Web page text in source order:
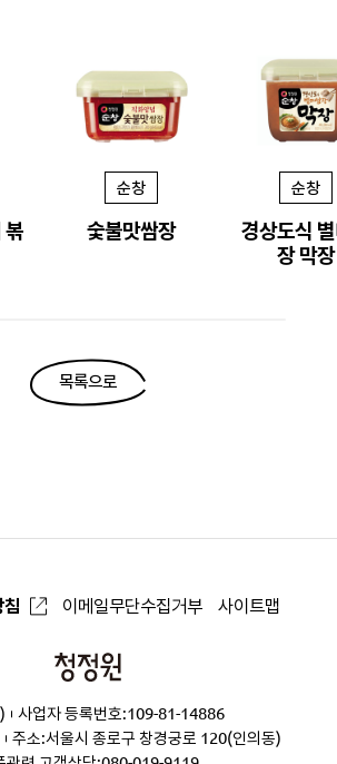
볶
순창
숯불맛쌈장
순창
경상도식
장 막장
목록으로
침 이메일무단수집거부 사이트맵
청
원
사업자 등록번호:109-81-14886
주소:서울시 종로구 창경궁로 120(인의동)